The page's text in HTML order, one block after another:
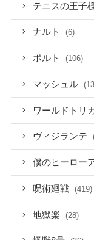
テニスの王子
ナルト (6)
ボルト (106)
マッシュル
ワールドトリ
ヴィジランテ
僕のヒーロー
呪術廻戦 (419)
地獄楽 (28)